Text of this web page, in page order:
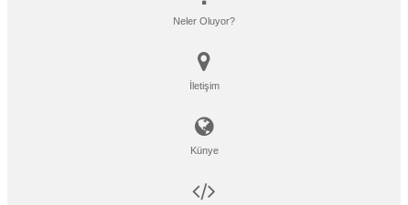
Neler Oluyor?
İletişim
Künye